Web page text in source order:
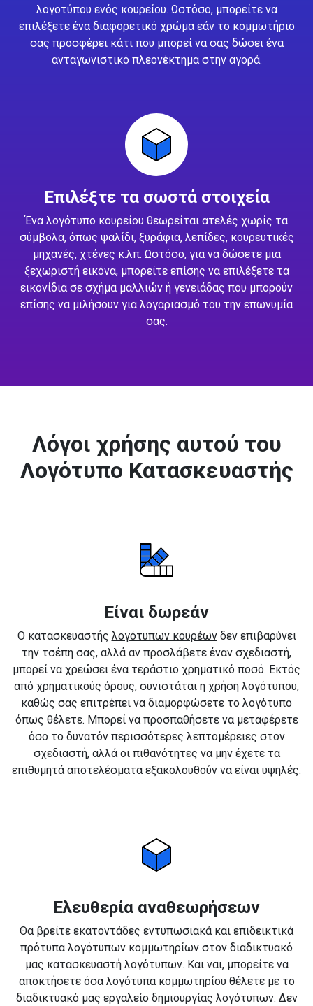
λογοτύπου ενός κουρείου. Ωστόσο, μπορείτε να
επιλέξετε ένα διαφορετικό χρώμα εάν το κομμωτήριο
σας προσφέρει κάτι που μπορεί να σας δώσει ένα
ανταγωνιστικό πλεονέκτημα στην αγορά.
Επιλέξτε τα σωστά στοιχεία
Ένα λογότυπο κουρείου θεωρείται ατελές χωρίς τα
σύμβολα, όπως ψαλίδι, ξυράφια, λεπίδες, κουρευτικές
μηχανές, χτένες κ.λπ. Ωστόσο, για να δώσετε μια
ξεχωριστή εικόνα, μπορείτε επίσης να επιλέξετε τα
εικονίδια σε σχήμα μαλλιών ή γενειάδας που μπορούν
επίσης να μιλήσουν για λογαριασμό του την επωνυμία
σας.
Λόγοι χρήσης αυτού του
Λογότυπο Κατασκευαστής
Είναι δωρεάν
Ο κατασκευαστής λογότυπων κουρέωνδεν επιβαρύνει
την τσέπη σας, αλλά αν προσλάβετε έναν σχεδιαστή,
μπορεί να χρεώσει ένα τεράστιο χρηματικό ποσό. Εκτός
από χρηματικούς όρους, συνιστάται η χρήση λογότυπου,
καθώς σας επιτρέπει να διαμορφώσετε το λογότυπο
όπως θέλετε. Μπορεί να προσπαθήσετε να μεταφέρετε
όσο το δυνατόν περισσότερες λεπτομέρειες στον
σχεδιαστή, αλλά οι πιθανότητες να μην έχετε τα
επιθυμητά αποτελέσματα εξακολουθούν να είναι υψηλές.
Ελευθερία αναθεωρήσεων
Θα βρείτε εκατοντάδες εντυπωσιακά και επιδεικτικά
πρότυπα λογότυπων κομμωτηρίων στον διαδικτυακό
μας κατασκευαστή λογότυπων. Και ναι, μπορείτε να
αποκτήσετε όσα λογότυπα κομμωτηρίου θέλετε με το
διαδικτυακό μας εργαλείο δημιουργίας λογότυπων. Δεν